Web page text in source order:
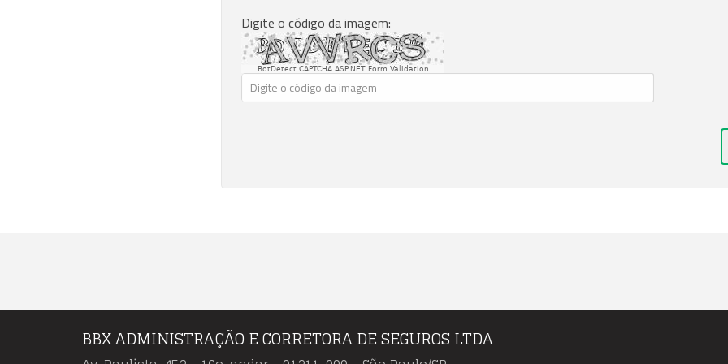
Digite o código da imagem:
BotDetect CAPTCHA ASP.NET Form Validation
BBX ADMINISTRAÇÃO E CORRETORA DE SEGUROS LTDA